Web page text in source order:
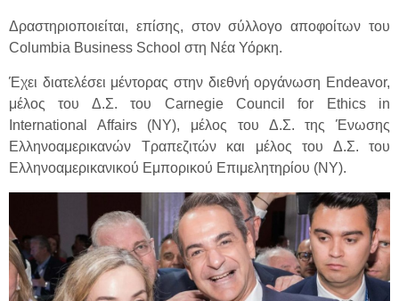
Δραστηριοποιείται, επίσης, στον σύλλογο αποφοίτων του
Columbia Business School στη Νέα Υόρκη.
Έχει διατελέσει μέντορας στην διεθνή οργάνωση Endeavor,
μέλος του Δ.Σ. του Carnegie Council for Ethics in
International Affairs (NY), μέλος του Δ.Σ. της Ένωσης
Ελληνοαμερικανών Τραπεζιτών και μέλος του Δ.Σ. του
Ελληνοαμερικανικού Εμπορικού Επιμελητηρίου (ΝΥ).